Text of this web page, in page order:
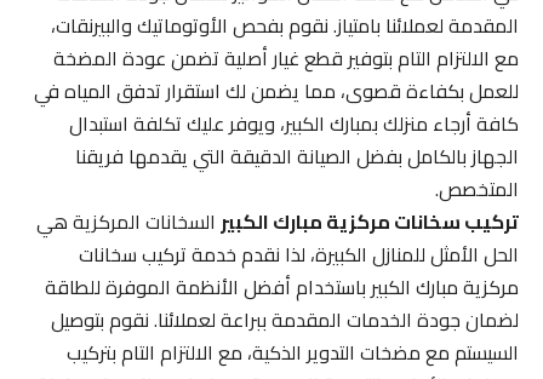
المقدمة لعملائنا بامتياز. نقوم بفحص الأوتوماتيك والبيرنقات،
مع الالتزام التام بتوفير قطع غيار أصلية تضمن عودة المضخة
للعمل بكفاءة قصوى، مما يضمن لك استقرار تدفق المياه في
كافة أرجاء منزلك بمبارك الكبير، ويوفر عليك تكلفة استبدال
الجهاز بالكامل بفضل الصيانة الدقيقة التي يقدمها فريقنا
المتخصص.
تركيب سخانات مركزية مبارك الكبيرالسخانات المركزية هي
الحل الأمثل للمنازل الكبيرة، لذا نقدم خدمة تركيب سخانات
مركزية مبارك الكبير باستخدام أفضل الأنظمة الموفرة للطاقة
لضمان جودة الخدمات المقدمة ببراعة لعملائنا. نقوم بتوصيل
السيستم مع مضخات التدوير الذكية، مع الالتزام التام بتركيب